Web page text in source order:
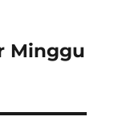
Minggu